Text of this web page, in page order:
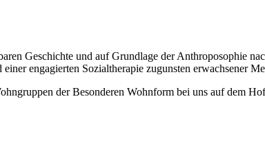
Geschichte und auf Grundlage der Anthroposophie
engagierten Sozialtherapie zugunsten erwachsener
der Besonderen Wohnform bei uns auf dem